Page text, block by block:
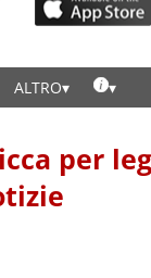
ALTRO
per